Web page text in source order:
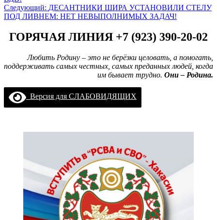
записи
Следующий: ДЕСАНТНИКИ ШИРА УСТАНОВИЛИ СТЕЛУ
ПОД ЛИВНЕМ: НЕТ НЕВЫПОЛНИМЫХ ЗАДАЧ!
ГОРЯЧАЯ ЛИНИЯ +7 (923) 390-20-02
Любить Родину – это не берёзки целовать, а помогать,
поддерживать самых честных, самых преданных людей, когда
им бывает трудно. Они – Родина.
Версия для СЛАБОВИДЯЩИХ